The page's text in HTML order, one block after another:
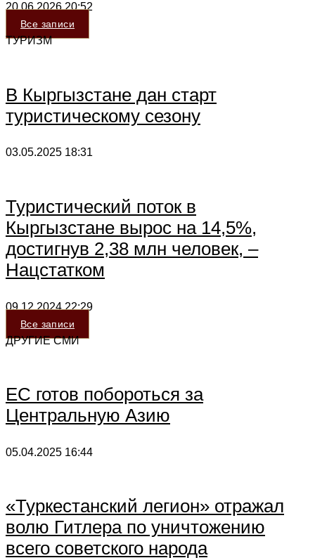
20.06.202620:52
Все записи
ТУРИЗМ
В Кыргызстане дан старт
туристическому сезону
03.05.2025 18:31
Туристический поток в
Кыргызстане вырос на 14,5%,
достигнув 2,38 млн человек, –
Нацстатком
09.12.202422:29
Все записи
ДРУГИЕ СМИ
ЕС готов побороться за
Центральную Азию
05.04.2025 16:44
«Туркестанский легион» отражал
волю Гитлера по уничтожению
всего советского народа